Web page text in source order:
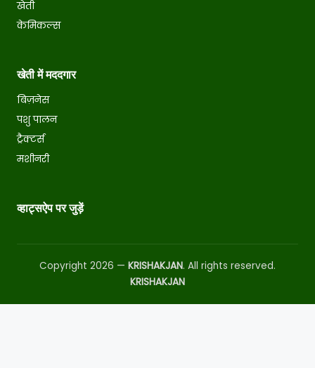
खेती
केमिकल्स
खेती में मददगार
बिज़नेस
पशु पालन
ट्रैक्टर्स
मशीनरी
व्हाट्सऐप पर जुड़ें
Copyright 2026 — KRISHAKJAN. All rights reserved.
KRISHAKJAN